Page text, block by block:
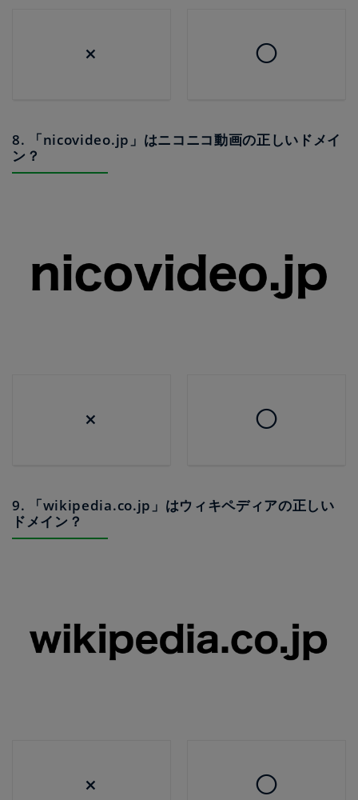
× ◯
8. 「nicovideo.jp」はニコニコ動画の正しいドメイ
ン？
× ◯
9. 「wikipedia.co.jp」はウィキペディアの正しい
ドメイン？
× ◯